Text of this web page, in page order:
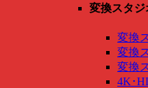
変換スタジ
変換
変換
変換
4K･